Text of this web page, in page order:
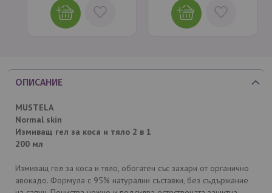
ДОБАВИ
ДОБАВИ
ОПИСАНИЕ
MUSTELA
Normal skin
Измиващ гел за коса и тяло 2 в 1
200 мл
Измиващ гел за коса и тяло, обогатен със захари от органично
авокадо. Формула с 95% натурални съставки, без съдържание